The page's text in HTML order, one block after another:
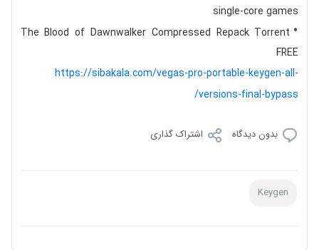
single-core games
The Blood of Dawnwalker Compressed Repack Torrent
FREE
https://sibakala.com/vegas-pro-portable-keygen-all-
versions-final-bypass/
بدون دیدگاه اشتراک گذاری
Keygen